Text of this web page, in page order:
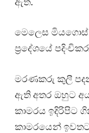
මෙලෙස මියගොස්
ප්‍රදේශයේ
මරණකරු කුලී
ඇති අතර ඔහුට
කාමරය ඉදිරිපිට
කාමරයෙන්